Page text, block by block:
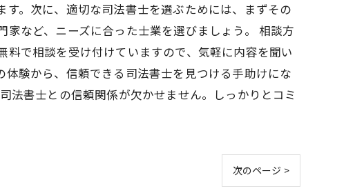
。次に、適切な司法書士を選ぶためには、まずその
など、ニーズに合った士業を選びましょう。 相談方
で相談を受け付けていますので、気軽に内容を聞い
験から、信頼できる司法書士を見つける手助けにな
法書士との信頼関係が欠かせません。しっかりとコミ
次のページ >